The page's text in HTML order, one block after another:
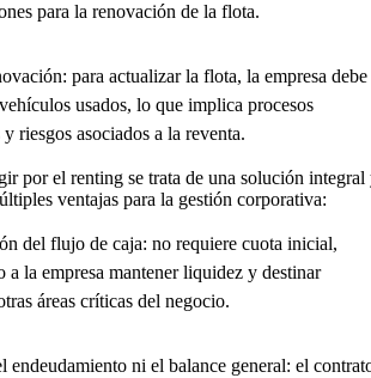
para la renovación de la flota.
para actualizar la flota, la empresa debe
usados, lo que implica procesos
riesgos asociados a la reventa.
por el renting se trata de una solución integral
ventajas para la gestión corporativa:
del flujo de caja: no requiere cuota inicial,
a la empresa mantener liquidez y destinar
áreas críticas del negocio.
endeudamiento ni el balance general: el